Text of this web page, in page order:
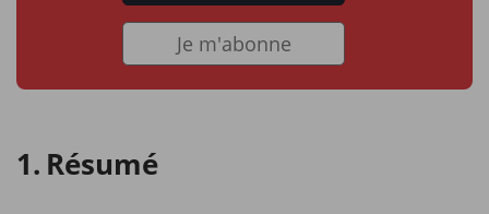
Je m'abonne
Résumé